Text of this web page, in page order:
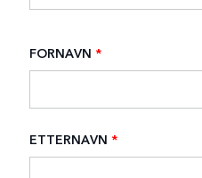
FORNAVN *
ETTERNAVN *